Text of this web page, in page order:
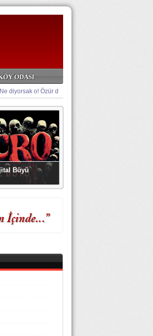
ODASI
Büyü